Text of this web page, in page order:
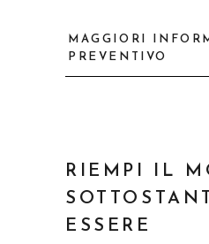
MAGGIORI
PREVENTIVO
RIEMPI IL
ESSERE